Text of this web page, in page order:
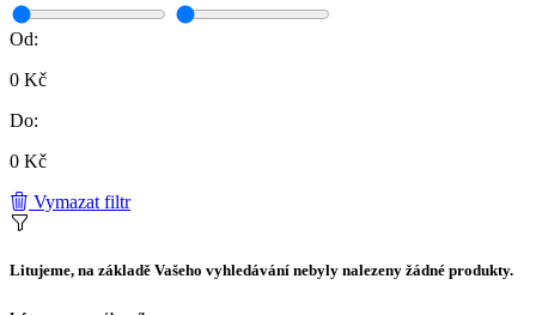
Od:
0 Kč
Do:
0 Kč
Vymazat filtr
Litujeme, na základě Vašeho vyhledávání nebyly nalezeny žádné produkty.